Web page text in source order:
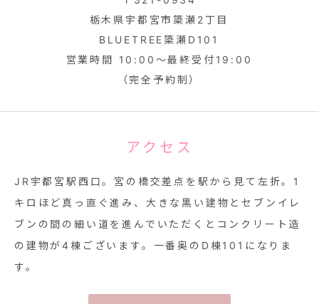
栃木県宇都宮市簗瀬2丁目
BLUETREE簗瀬D101
営業時間 10:00～最終受付19:00
（完全予約制）
アクセス
JR宇都宮駅西口。宮の橋交差点を駅から見て左折。1
キロほど真っ直ぐ進み、大きな黒い建物とセブンイレ
ブンの間の細い道を進んでいただくとコンクリート造
の建物が4棟ございます。一番奥のD棟101になりま
す。